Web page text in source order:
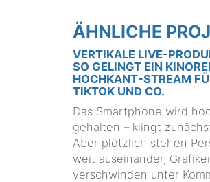
ÄHNLICHE
VERTIKALE LIVE-
SO GELINGT EIN
HOCHKANT-STREAM
TIKTOK UND CO.
Das Smartphone wird
gehalten – klingt
Aber plötzlich stehen
weit auseinander,
verschwinden unter